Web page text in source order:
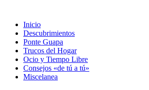
contenido
Inicio
Descubrimientos
Ponte Guapa
Trucos del Hogar
Ocio y Tiempo Libre
Consejos «de tú a tú»
Miscelanea